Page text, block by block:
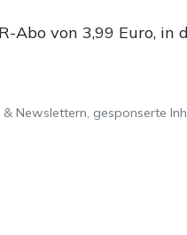
Abo von 3,99 Euro,
Newslettern, gesponserte